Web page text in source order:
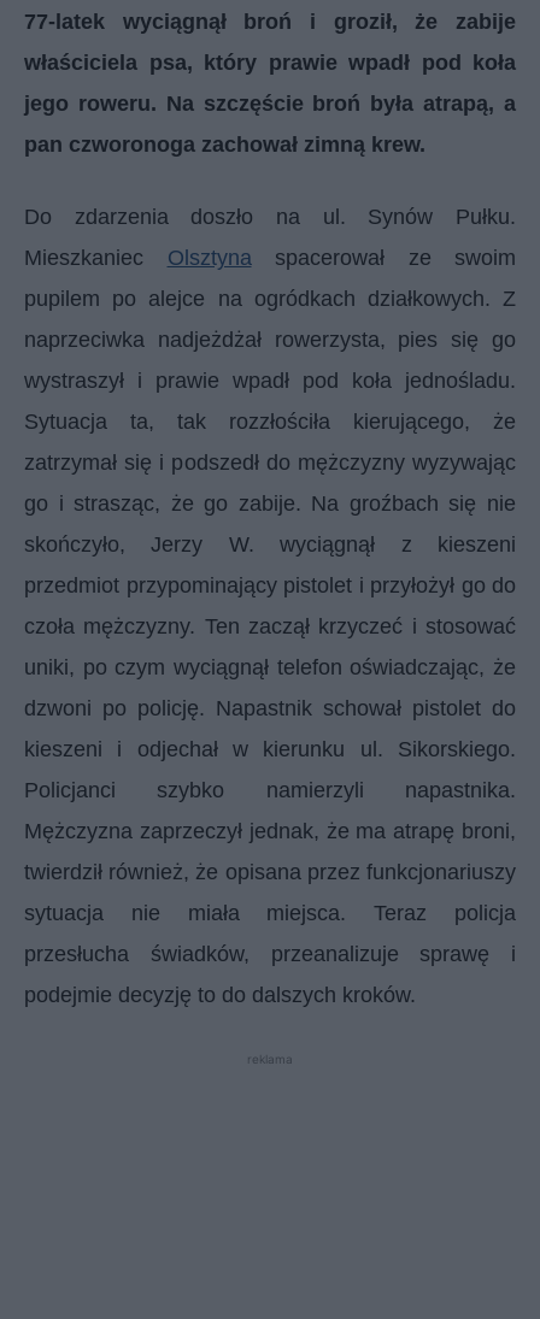
77-latek wyciągnął broń i groził, że zabije
właściciela psa, który prawie wpadł pod koła
jego roweru. Na szczęście broń była atrapą, a
pan czworonoga zachował zimną krew.
Do zdarzenia doszło na ul. Synów Pułku.
Mieszkaniec Olsztyna spacerował ze swoim
pupilem po alejce na ogródkach działkowych. Z
naprzeciwka nadjeżdżał rowerzysta, pies się go
wystraszył i prawie wpadł pod koła jednośladu.
Sytuacja ta, tak rozzłościła kierującego, że
zatrzymał się i podszedł do mężczyzny wyzywając
go i strasząc, że go zabije. Na groźbach się nie
skończyło, Jerzy W. wyciągnął z kieszeni
przedmiot przypominający pistolet i przyłożył go do
czoła mężczyzny. Ten zaczął krzyczeć i stosować
uniki, po czym wyciągnął telefon oświadczając, że
dzwoni po policję. Napastnik schował pistolet do
kieszeni i odjechał w kierunku ul. Sikorskiego.
Policjanci szybko namierzyli napastnika.
Mężczyzna zaprzeczył jednak, że ma atrapę broni,
twierdził również, że opisana przez funkcjonariuszy
sytuacja nie miała miejsca. Teraz policja
przesłucha świadków, przeanalizuje sprawę i
podejmie decyzję to do dalszych kroków.
reklama